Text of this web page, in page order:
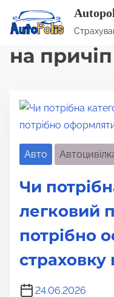
на причіп
Авто
Чи
легковий
потрібно
страховку
24.06.2026